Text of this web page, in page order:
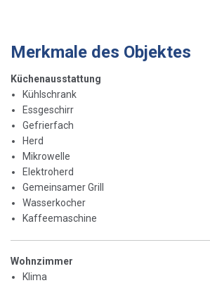
Merkmale des Objektes
Küchenausstattung
Kühlschrank
Essgeschirr
Gefrierfach
Herd
Mikrowelle
Elektroherd
Gemeinsamer Grill
Wasserkocher
Kaffeemaschine
Wohnzimmer
Klima